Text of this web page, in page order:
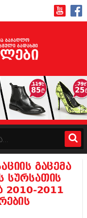
გაცემა
სურსათის
2010-2011